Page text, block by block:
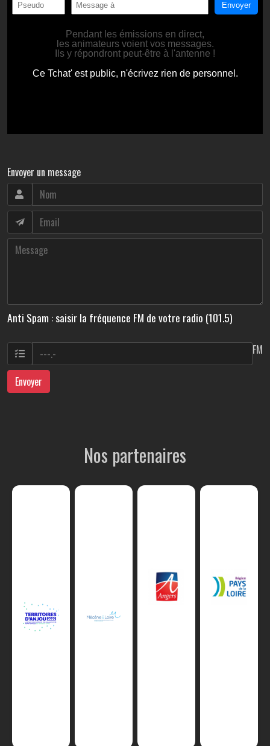
Envoyer un message
Anti Spam : saisir la fréquence FM de votre radio (101.5)
FM
Envoyer
Nos partenaires